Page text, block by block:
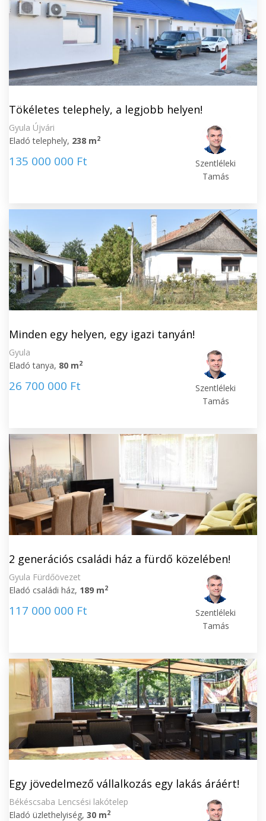
Tökéletes telephely, a legjobb helyen!
Gyula Újvári
Eladó telephely, 238 m2
135 000 000 Ft
Szentléleki
Tamás
Minden egy helyen, egy igazi tanyán!
Gyula
Eladó tanya, 80 m2
26 700 000 Ft
Szentléleki
Tamás
2 generációs családi ház a fürdő közelében!
Gyula Fürdőövezet
Eladó családi ház, 189 m2
117 000 000 Ft
Szentléleki
Tamás
Egy jövedelmező vállalkozás egy lakás áráért!
Békéscsaba Lencsési lakótelep
Eladó üzlethelyiség, 30 m2